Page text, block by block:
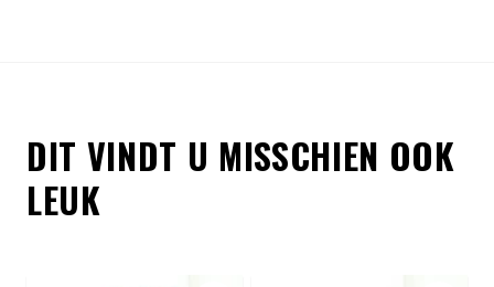
DIT VINDT U MISSCHIEN OOK
LEUK